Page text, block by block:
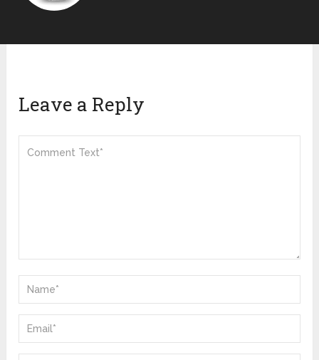
Leave a Reply